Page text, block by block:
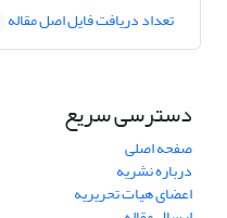
تعداد دریافت فایل اصل مقاله
دسترسی سریع
صفحه اصلی
درباره نشریه
اعضای هیات تحریریه